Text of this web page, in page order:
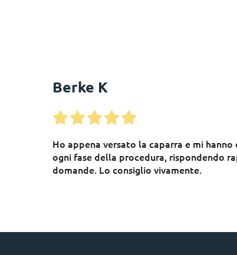
Berke K
Ho appena versato la caparra e mi
ogni fase della procedura, rispondendo
domande. Lo consiglio vivamente.